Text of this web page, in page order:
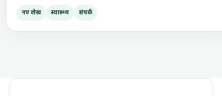
नए लेख स्वास्थ्य संपर्क